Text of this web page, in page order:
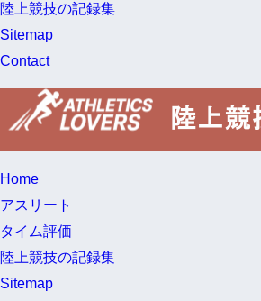
陸上競技の記録集
Sitemap
Contact
Home
アスリート
タイム評価
陸上競技の記録集
Sitemap